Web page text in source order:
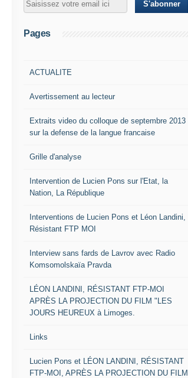
Pages
ACTUALITE
Avertissement au lecteur
Extraits video du colloque de septembre 2013
sur la defense de la langue francaise
Grille d'analyse
Intervention de Lucien Pons sur l'Etat, la
Nation, La République
Interventions de Lucien Pons et Léon Landini,
Résistant FTP MOI
Interview sans fards de Lavrov avec Radio
Komsomolskaïa Pravda
LÉON LANDINI, RÉSISTANT FTP-MOI
APRÈS LA PROJECTION DU FILM "LES
JOURS HEUREUX à Limoges.
Links
Lucien Pons et LÉON LANDINI, RÉSISTANT
FTP-MOI, APRÈS LA PROJECTION DU FILM